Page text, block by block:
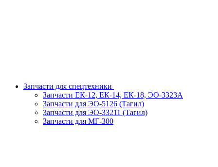
Запчасти для спецтехники
Запчасти ЕК-12, ЕК-14, ЕК-18, ЭО-3323А
Запчасти для ЭО-5126 (Тагил)
Запчасти для ЭО-33211 (Тагил)
Запчасти для МГ-300